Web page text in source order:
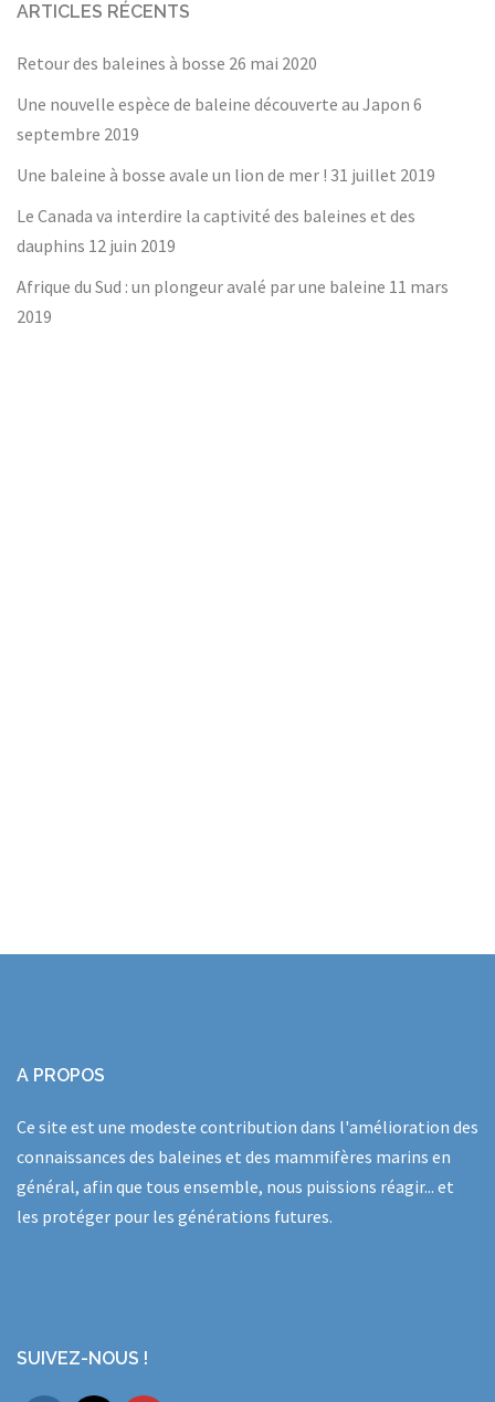
ARTICLES RÉCENTS
Retour des baleines à bosse 26 mai 2020
Une nouvelle espèce de baleine découverte au Japon 6
septembre 2019
Une baleine à bosse avale un lion de mer ! 31 juillet 2019
Le Canada va interdire la captivité des baleines et des
dauphins 12 juin 2019
Afrique du Sud : un plongeur avalé par une baleine 11 mars
2019
A PROPOS
Ce site est une modeste contribution dans l'amélioration des
connaissances des baleines et des mammifères marins en
général, afin que tous ensemble, nous puissions réagir... et
les protéger pour les générations futures.
SUIVEZ-NOUS !